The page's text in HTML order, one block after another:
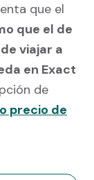
que el
que el de
viajar a
en Exact
de
precio de